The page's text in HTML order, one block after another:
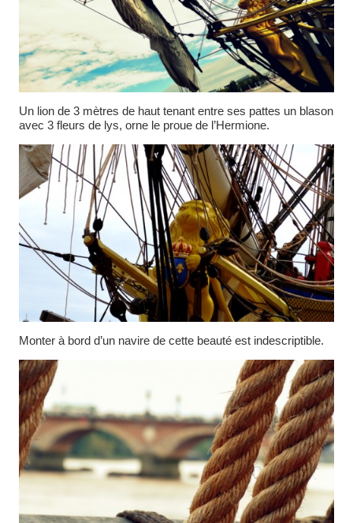
Un lion de 3 mètres de haut tenant entre ses pattes un blason
avec 3 fleurs de lys, orne le proue de l’Hermione.
Monter à bord d’un navire de cette beauté est indescriptible.